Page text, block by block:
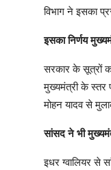
विभाग ने इसका
इसका निर्णय
सरकार के सूत्रों
मुख्यमंत्री के स्तर
मोहन यादव से
सांसद ने भी
इधर ग्वालियर से